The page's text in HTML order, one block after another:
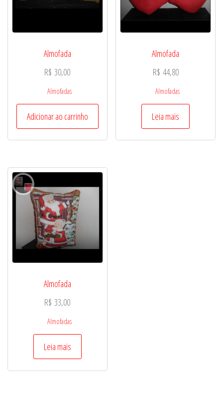
Almofada
R$ 30,00
Almofadas
Adicionar ao carrinho
Almofada
R$ 44,80
Almofadas
Leia mais
Almofada
R$ 33,00
Almofadas
Leia mais